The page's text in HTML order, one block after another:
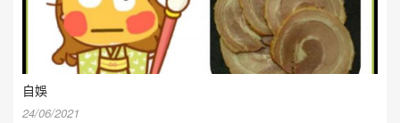
自娛
24/06/2021